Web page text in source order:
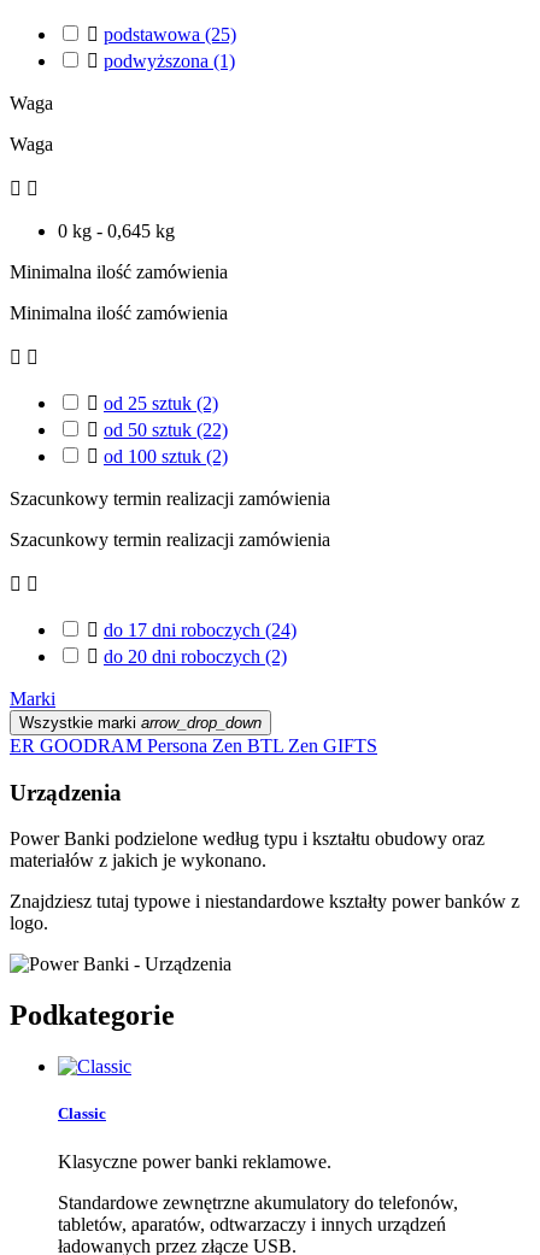
 podstawowa (25)
 podwyższona (1)
Waga
Waga
 
0 kg - 0,645 kg
Minimalna ilość zamówienia
Minimalna ilość zamówienia
 
 od 25 sztuk (2)
 od 50 sztuk (22)
 od 100 sztuk (2)
Szacunkowy termin realizacji zamówienia
Szacunkowy termin realizacji zamówienia
 
 do 17 dni roboczych (24)
 do 20 dni roboczych (2)
Marki
Wszystkie marki arrow_drop_down
ER GOODRAM Persona Zen BTL Zen GIFTS
Urządzenia
Power Banki podzielone według typu i kształtu obudowy oraz
materiałów z jakich je wykonano.
Znajdziesz tutaj typowe i niestandardowe kształty power banków z
logo.
Podkategorie
Classic
Klasyczne power banki reklamowe.
Standardowe zewnętrzne akumulatory do telefonów,
tabletów, aparatów, odtwarzaczy i innych urządzeń
ładowanych przez złącze USB.